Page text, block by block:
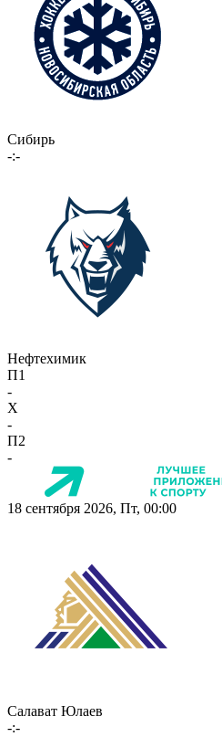
Сибирь
-:-
Нефтехимик
П1
-
X
-
П2
-
18 сентября 2026, Пт, 00:00
Салават Юлаев
-:-